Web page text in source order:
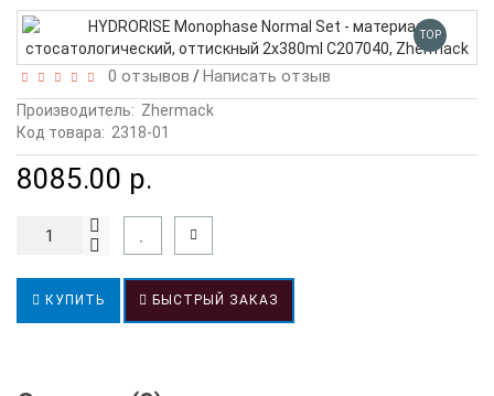
TOP
0 отзывов /Написать отзыв
Производитель: Zhermack
Код товара: 2318-01
8085.00 р.
КУПИТЬ БЫСТРЫЙ ЗАКАЗ